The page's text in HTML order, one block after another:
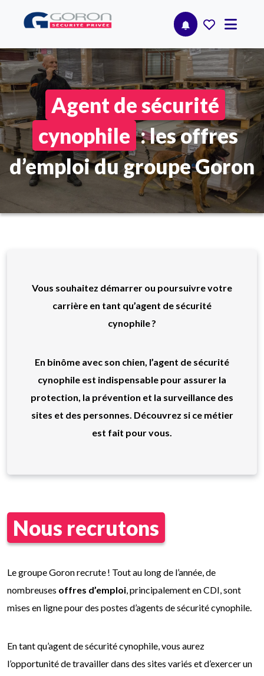
Agent de sécurité
cynophile : les offres
d’emploi du groupe Goron
Vous souhaitez démarrer ou poursuivre votre
carrière en tant qu’agent de sécurité
cynophile ?
En binôme avec son chien, l’agent de sécurité
cynophile est indispensable pour assurer la
protection, la prévention et la surveillance des
sites et des personnes. Découvrez si ce métier
est fait pour vous.
Nous recrutons
Le groupe Goron recrute ! Tout au long de l’année, de
nombreuses offres d’emploi, principalement en CDI, sont
mises en ligne pour des postes d’agents de sécurité cynophile.
En tant qu’agent de sécurité cynophile, vous aurez
l’opportunité de travailler dans des sites variés et d’exercer un